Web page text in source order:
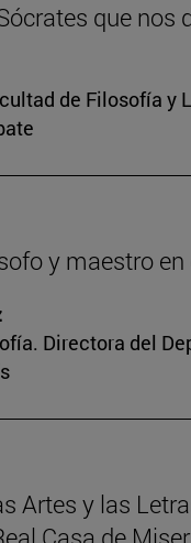
que nos
de Filosofía y
y maestro
Directora del
Artes y las